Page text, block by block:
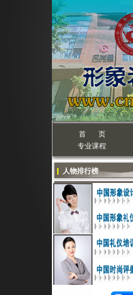
首 页
专业课程
人物排行榜